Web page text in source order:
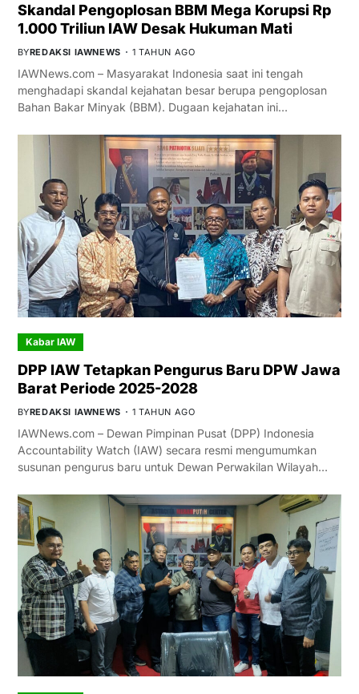
Skandal Pengoplosan BBM Mega Korupsi Rp
1.000 Triliun IAW Desak Hukuman Mati
BYREDAKSI IAWNEWS 1 TAHUN AGO
IAWNews.com – Masyarakat Indonesia saat ini tengah
menghadapi skandal kejahatan besar berupa pengoplosan
Bahan Bakar Minyak (BBM). Dugaan kejahatan ini…
Kabar IAW
DPP IAW Tetapkan Pengurus Baru DPW Jawa
Barat Periode 2025-2028
BYREDAKSI IAWNEWS 1 TAHUN AGO
IAWNews.com – Dewan Pimpinan Pusat (DPP) Indonesia
Accountability Watch (IAW) secara resmi mengumumkan
susunan pengurus baru untuk Dewan Perwakilan Wilayah…